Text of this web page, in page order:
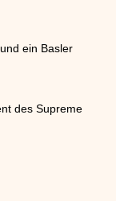
ein Basler
des Supreme